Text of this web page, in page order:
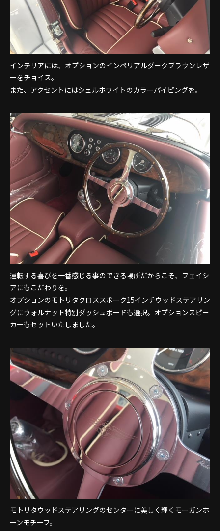
インテリアには、オプションのインペリアルダークブラウンレザ
ーをチョイス。
また、アクセントにはシェルホワイトのカラーパイピングを。
運転する喜びを一番感じる事のできる場所だからこそ、フェイシ
アにもこだわりを。
オプションのモトリタクロススポーク15インチウッドステアリン
グにウォルナット特別ダッシュボードも選択。オプションスピー
カーもセットいたしました。
モトリタウッドステアリングのセンターに美しく輝くモーガンホ
ーンモチーフ。